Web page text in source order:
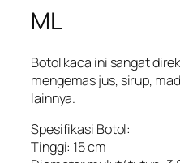
ML
Botol kaca ini sangat
mengemas jus, sirup,
lainnya.
Spesifikasi Botol:
Tinggi: 15 cm